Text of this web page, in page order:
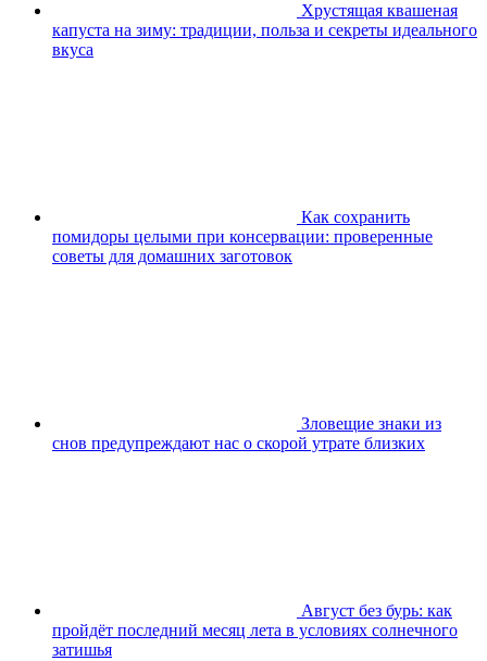
Хрустящая квашеная
капуста на зиму: традиции, польза и секреты идеального
вкуса
Как сохранить
помидоры целыми при консервации: проверенные
советы для домашних заготовок
Зловещие знаки из
снов предупреждают нас о скорой утрате близких
Август без бурь: как
пройдёт последний месяц лета в условиях солнечного
затишья